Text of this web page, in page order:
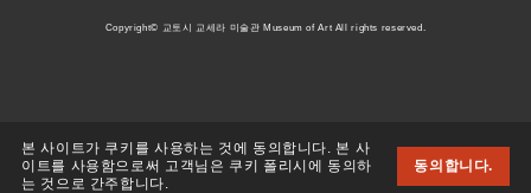
본 사이트가 쿠키를 사용하는 것에 동의합니다. 본 사
이트를 사용함으로써 고객님은 쿠키 폴리시에 동의하
는 것으로 간주합니다.
동의합니다.
Copyright© 교토시 교세라 미술관 Museum of Art All rights reserved.